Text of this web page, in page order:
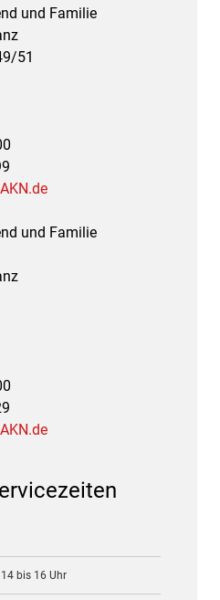
und Familie
51
und Familie
bis 16 Uhr